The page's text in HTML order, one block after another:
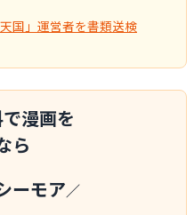
国」運営者を書類送検
漫画を
ら
ーモア／